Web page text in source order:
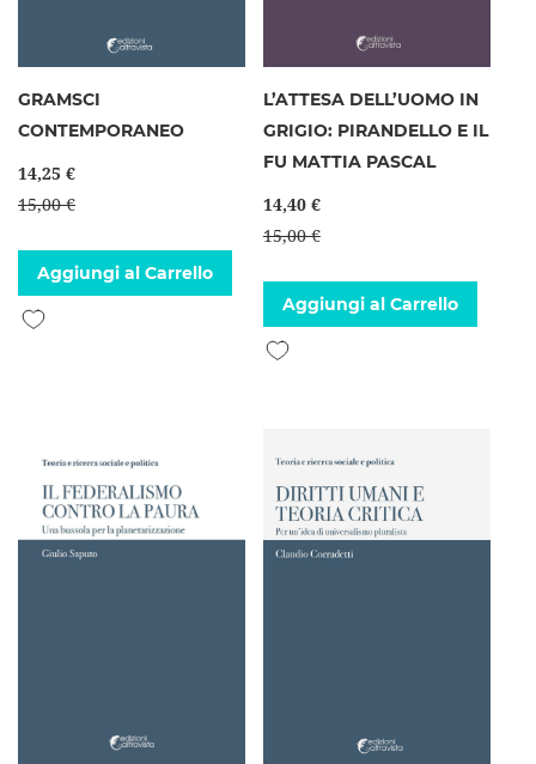
GRAMSCI
CONTEMPORANEO
14,25 €
15,00 €
Aggiungi al Carrello
Aggiungi alla lista desideri
L’ATTESA DELL’UOMO IN
GRIGIO: PIRANDELLO E IL
FU MATTIA PASCAL
14,40 €
15,00 €
Aggiungi al Carrello
Aggiungi alla lista desideri